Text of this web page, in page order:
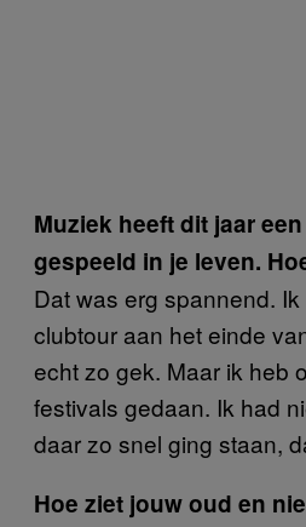
Muziek heeft dit jaar
gespeeld in je leven.
Dat was erg spannend.
clubtour aan het einde
echt zo gek. Maar ik heb
festivals gedaan. Ik had
daar zo snel ging staan,
Hoe ziet jouw oud en